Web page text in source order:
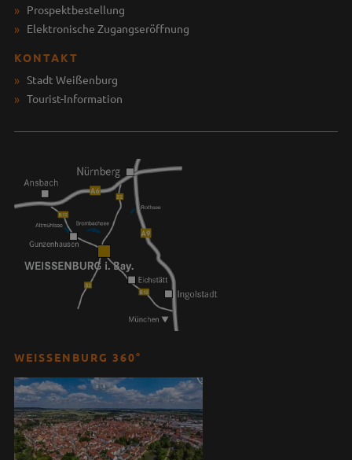
Prospektbestellung
Elektronische Zugangseröffnung
KONTAKT
Stadt Weißenburg
Tourist-Information
WEISSENBURG 360°